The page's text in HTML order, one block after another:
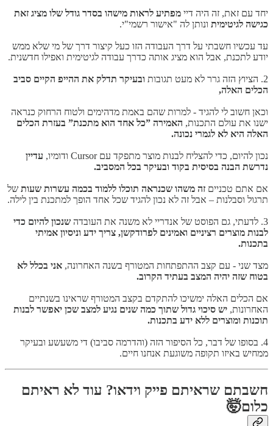
יחד עם זאת, זה היה דיי מפתיע לראות מישהו בסדר גודל שלו מציג זאת
כגישה לגיטימית ונותן לה "אישור רשמי"י.
עד עכשיו חשבתי על דרך העבודה הזו כעל קיצור דרך של מי שלא ממש
יודע לתכנת, אבל הוא מציג אותה כדרך עבודה לגיטימית ואפילו חדשנית.
2. הציוץ הזה גרר לא מעט תגובות
ובעיקר תדלק את ההייפ הקיים סביב
הכלים האלה,
וכאן חשוב לי להגיד - למרות שהם באמת מדהימים ולטוח הרחוק כנראה
ישנו את עולם התכנות, האמירה ”כל אחד הוא מתכנת” בעזרת הכלים
האלה היא לא לגמרי נכונה.
נכון להיום, כדי להצליח לבנות מוצר מתפקד עם Cursor ודומיו,
עדיין
נדרשת הבנה בסיסית בקוד ובעיקר בכל המסביב.
אם אתם טכניים זה משהו שכנראה תוכלו ללמוד בכמה עשרות שעות של
תרגול וסבלנות – אבל זה לא נכון להגיד שכל אחד הופך למתכנת בין לילה.
3. לדעתי, גם הפוסט של אנדריי לא משנה את העובדה
שנכון להיום כדי
לבנות מוצרים רציניים ואמינים לפרודקשן, צריך ידע וניסיון אמיתי
בתכנות.
מצד שני - עם קצב ההתפתחות המטורף בשנה האחרונה, אני בכלל לא
בטוח שזה יהיה המצב בעתיד הקרוב.
אם הכלים האלה ימשיכו להתקדם בקצב המטורף שראינו בשנתיים
האחרונות, יש סיכוי גדול שתוך כמה שנים נגיע למצב שכן יאפשר לבנות
תוכנות ומוצרים ללא ידע בתכנות.
4. בסופו של דבר, כל הסיפור הזה (והדרמה סביבו) די משעשע ובעיקר
ממחיש באיזו תקופה משוגעת אנחנו חיים.
חשבתם שראיתם פייק וידאו? עוד לא ראיתם
כלום🤯